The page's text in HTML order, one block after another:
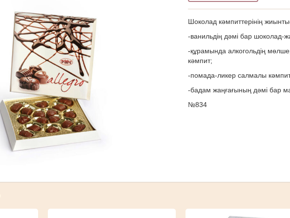
Шоколад кәмпиттерінің
-ванильдің дәмі бар шоколад-
-құрамында алкогольдің
кәмпит;
-помада-ликер салмалы
-бадам жаңғағының дәмі бар
№834